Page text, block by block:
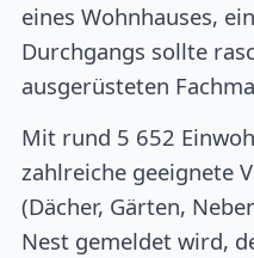
eines Wohnhauses,
Durchgangs sollte
ausgerüsteten
Mit rund 5 652
zahlreiche geeignete
(Dächer, Gärten,
Nest gemeldet wird,